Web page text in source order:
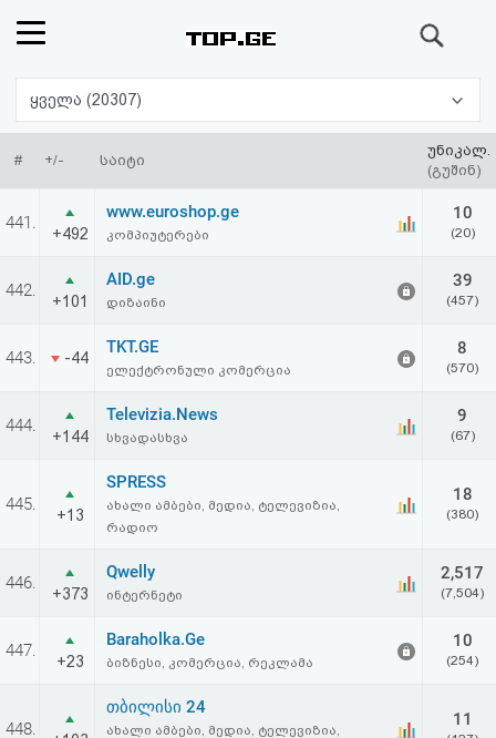
რეიტინგი
(მთავარი)
ფოსტა
პასუხი
ავტორიზაცია
რეგისტრაცია
პაროლის
აღდგენა
HTML
სალიცენზიო
შეთანხმება
ყველა (20307)
# +/- საიტი
უნიკალ.
(გუშინ)
441.
+492
www.euroshop.ge
კომპიუტერები
10
(20)
442.
+101
AID.ge
დიზაინი
39
(457)
443. -44
TKT.GE
ელექტრონული კომერცია
8
(570)
444.
+144
Televizia.News
სხვადასხვა
9
(67)
445.
+13
SPRESS
ახალი ამბები, მედია, ტელევიზია,
რადიო
18
(380)
446.
+373
Qwelly
ინტერნეტი
2,517
(7,504)
447.
+23
Baraholka.Ge
ბიზნესი, კომერცია, რეკლამა
10
(254)
448.
თბილისი 24
ახალი ამბები, მედია, ტელევიზია,
11